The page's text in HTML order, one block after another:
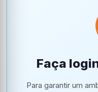
Faça
Para garantir um